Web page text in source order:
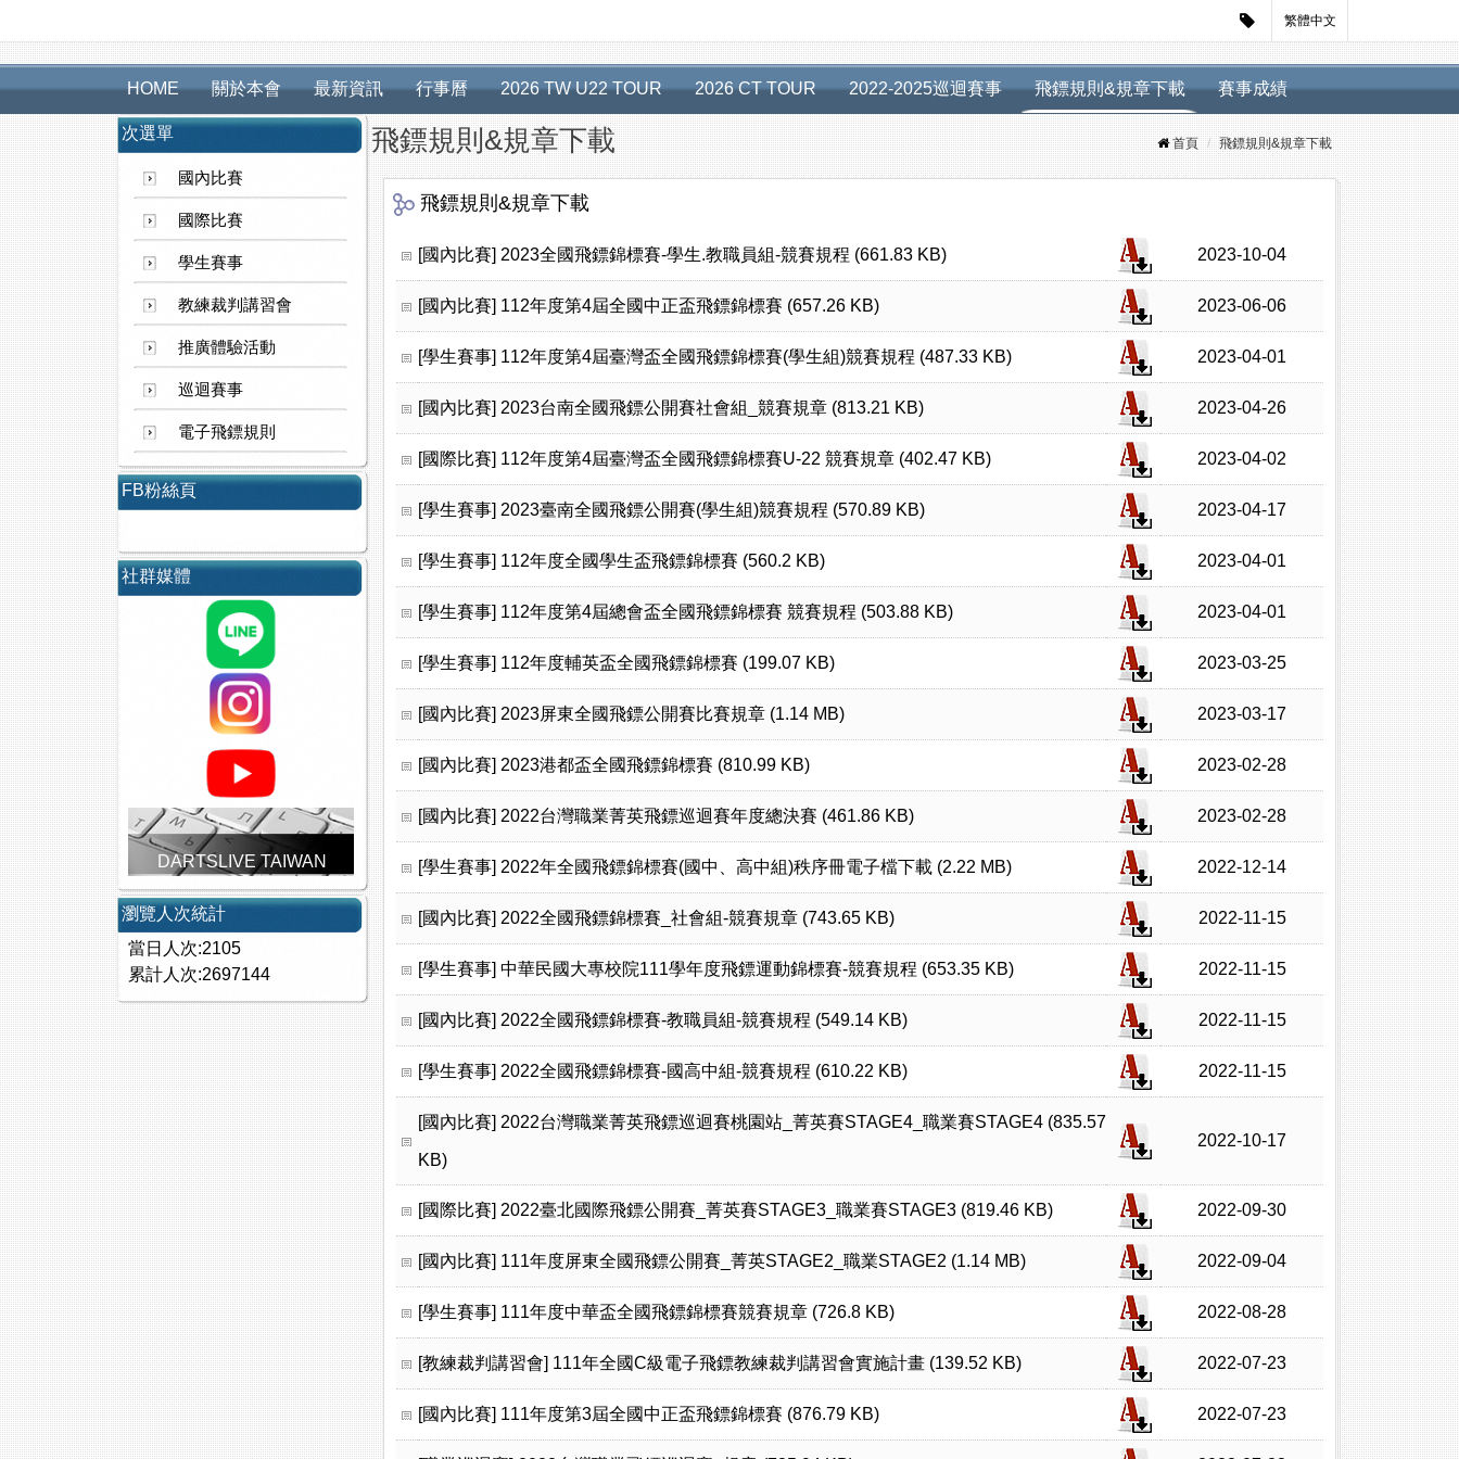
繁體中文
HOME 關於本會 最新資訊 行事曆 2026 TW U22 TOUR 2026 CT TOUR 2022-2025巡迴賽事 飛鏢規則&規章下載 賽事成績
次選單
國內比賽
國際比賽
學生賽事
教練裁判講習會
推廣體驗活動
巡迴賽事
電子飛鏢規則
FB粉絲頁
社群媒體
DARTSLIVE TAIWAN
瀏覽人次統計
當日人次:2105
累計人次:2697144
飛鏢規則&規章下載 首頁 飛鏢規則&規章下載
飛鏢規則&規章下載
[國內比賽] 2023全國飛鏢錦標賽-學生.教職員組-競賽規程 (661.83 KB) 2023-10-04
[國內比賽] 112年度第4屆全國中正盃飛鏢錦標賽 (657.26 KB) 2023-06-06
[學生賽事] 112年度第4屆臺灣盃全國飛鏢錦標賽(學生組)競賽規程 (487.33 KB) 2023-04-01
[國內比賽] 2023台南全國飛鏢公開賽社會組_競賽規章 (813.21 KB) 2023-04-26
[國際比賽] 112年度第4屆臺灣盃全國飛鏢錦標賽U-22 競賽規章 (402.47 KB) 2023-04-02
[學生賽事] 2023臺南全國飛鏢公開賽(學生組)競賽規程 (570.89 KB) 2023-04-17
[學生賽事] 112年度全國學生盃飛鏢錦標賽 (560.2 KB) 2023-04-01
[學生賽事] 112年度第4屆總會盃全國飛鏢錦標賽 競賽規程 (503.88 KB) 2023-04-01
[學生賽事] 112年度輔英盃全國飛鏢錦標賽 (199.07 KB) 2023-03-25
[國內比賽] 2023屏東全國飛鏢公開賽比賽規章 (1.14 MB) 2023-03-17
[國內比賽] 2023港都盃全國飛鏢錦標賽 (810.99 KB) 2023-02-28
[國內比賽] 2022台灣職業菁英飛鏢巡迴賽年度總決賽 (461.86 KB) 2023-02-28
[學生賽事] 2022年全國飛鏢錦標賽(國中、高中組)秩序冊電子檔下載 (2.22 MB) 2022-12-14
[國內比賽] 2022全國飛鏢錦標賽_社會組-競賽規章 (743.65 KB) 2022-11-15
[學生賽事] 中華民國大專校院111學年度飛鏢運動錦標賽-競賽規程 (653.35 KB) 2022-11-15
[國內比賽] 2022全國飛鏢錦標賽-教職員組-競賽規程 (549.14 KB) 2022-11-15
[學生賽事] 2022全國飛鏢錦標賽-國高中組-競賽規程 (610.22 KB) 2022-11-15
[國內比賽] 2022台灣職業菁英飛鏢巡迴賽桃園站_菁英賽STAGE4_職業賽STAGE4 (835.57
KB)
2022-10-17
[國際比賽] 2022臺北國際飛鏢公開賽_菁英賽STAGE3_職業賽STAGE3 (819.46 KB) 2022-09-30
[國內比賽] 111年度屏東全國飛鏢公開賽_菁英STAGE2_職業STAGE2 (1.14 MB) 2022-09-04
[學生賽事] 111年度中華盃全國飛鏢錦標賽競賽規章 (726.8 KB) 2022-08-28
[教練裁判講習會] 111年全國C級電子飛鏢教練裁判講習會實施計畫 (139.52 KB) 2022-07-23
[國內比賽] 111年度第3屆全國中正盃飛鏢錦標賽 (876.79 KB) 2022-07-23